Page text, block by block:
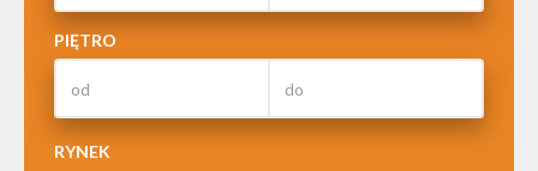
PIĘTRO
RYNEK